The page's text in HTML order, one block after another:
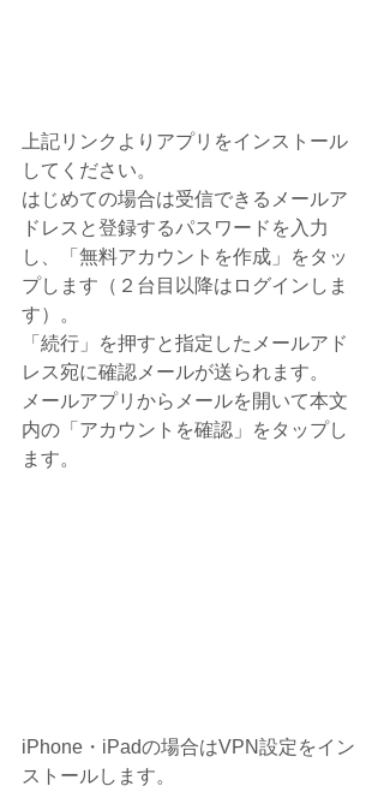
上記リンクよりアプリをインストール
してください。
はじめての場合は受信できるメールア
ドレスと登録するパスワードを入力
し、「無料アカウントを作成」をタッ
プします（２台目以降はログインしま
す）。
「続行」を押すと指定したメールアド
レス宛に確認メールが送られます。
メールアプリからメールを開いて本文
内の「アカウントを確認」をタップし
ます。
iPhone・iPadの場合はVPN設定をイン
ストールします。